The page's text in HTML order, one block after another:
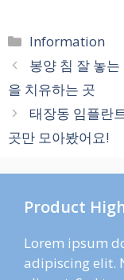
카
테
고
리
Information
봉양 침 잘 놓
을 치유하는 곳
태장동 임플란
곳만 모아봤어요!
Product
Lorem ipsum
adipiscing elit.